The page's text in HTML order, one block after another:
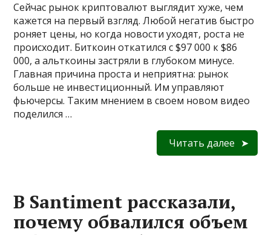
Сейчас рынок криптовалют выглядит хуже, чем
кажется на первый взгляд. Любой негатив быстро
роняет цены, но когда новости уходят, роста не
происходит. Биткоин откатился с $97 000 к $86
000, а альткоины застряли в глубоком минусе.
Главная причина проста и неприятна: рынок
больше не инвестиционный. Им управляют
фьючерсы. Таким мнением в своем новом видео
поделился …
Читать далее
В Santiment рассказали,
почему обвалился объем